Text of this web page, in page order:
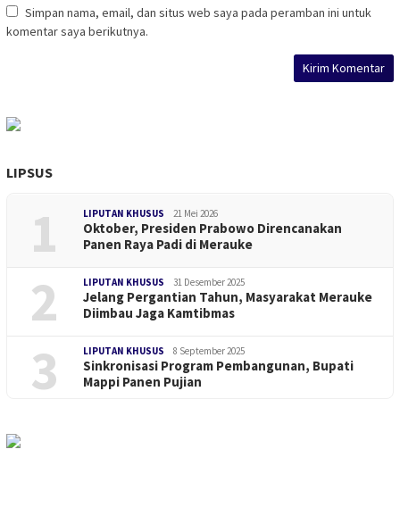
Simpan nama, email, dan situs web saya pada peramban ini untuk
komentar saya berikutnya.
LIPSUS
1 LIPUTAN KHUSUS 21 Mei 2026
Oktober, Presiden Prabowo Direncanakan
Panen Raya Padi di Merauke
2 LIPUTAN KHUSUS 31 Desember 2025
Jelang Pergantian Tahun, Masyarakat Merauke
Diimbau Jaga Kamtibmas
3 LIPUTAN KHUSUS 8 September 2025
Sinkronisasi Program Pembangunan, Bupati
Mappi Panen Pujian